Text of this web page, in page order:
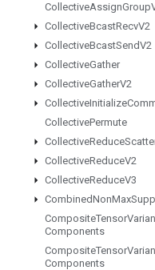
CollectiveAssignGroup
CollectiveBcastRecvV2
CollectiveBcastSendV2
CollectiveGather
CollectiveGatherV2
CollectiveInitialize
CollectivePermute
CollectiveReduce
CollectiveReduceV2
CollectiveReduceV3
CombinedNonMax
CompositeTensor
Components
CompositeTensor
Components